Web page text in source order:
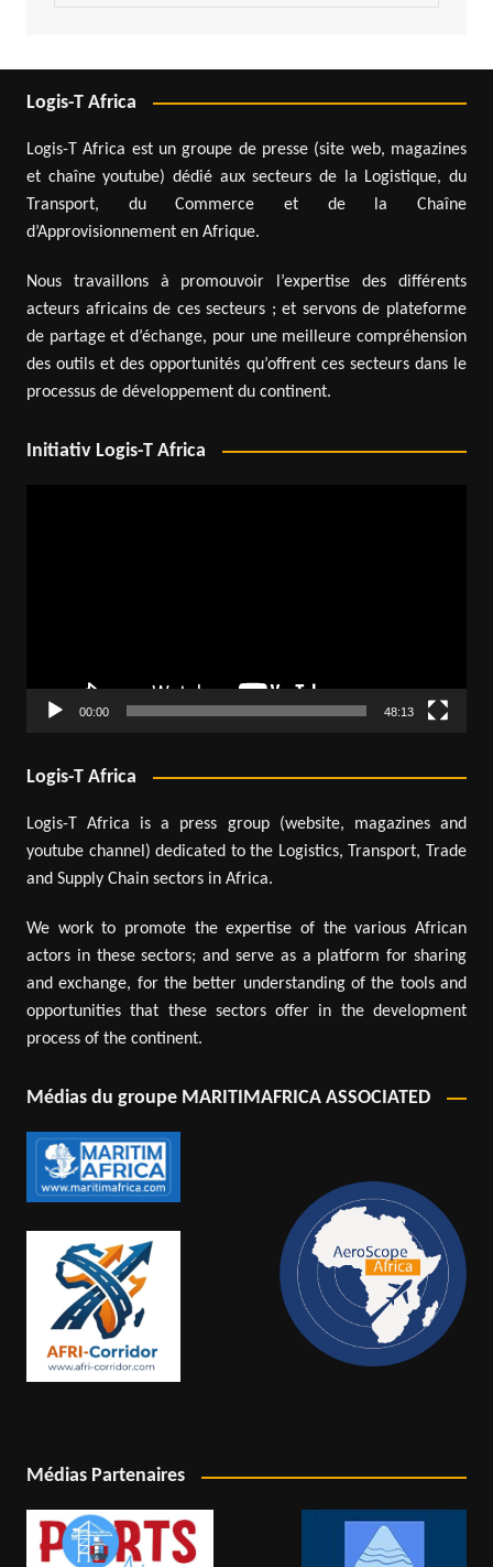
Logis-T Africa
Logis-T Africa est un groupe de presse (site web, magazines
et chaîne youtube) dédié aux secteurs de la Logistique, du
Transport, du Commerce et de la Chaîne
d’Approvisionnement en Afrique.
Nous travaillons à promouvoir l’expertise des différents
acteurs africains de ces secteurs ; et servons de plateforme
de partage et d’échange, pour une meilleure compréhension
des outils et des opportunités qu’offrent ces secteurs dans le
processus de développement du continent.
Initiativ Logis-T Africa
00:00 48:13
Logis-T Africa
Logis-T Africa is a press group (website, magazines and
youtube channel) dedicated to the Logistics, Transport, Trade
and Supply Chain sectors in Africa.
We work to promote the expertise of the various African
actors in these sectors; and serve as a platform for sharing
and exchange, for the better understanding of the tools and
opportunities that these sectors offer in the development
process of the continent.
Médias du groupe MARITIMAFRICA ASSOCIATED
Médias Partenaires